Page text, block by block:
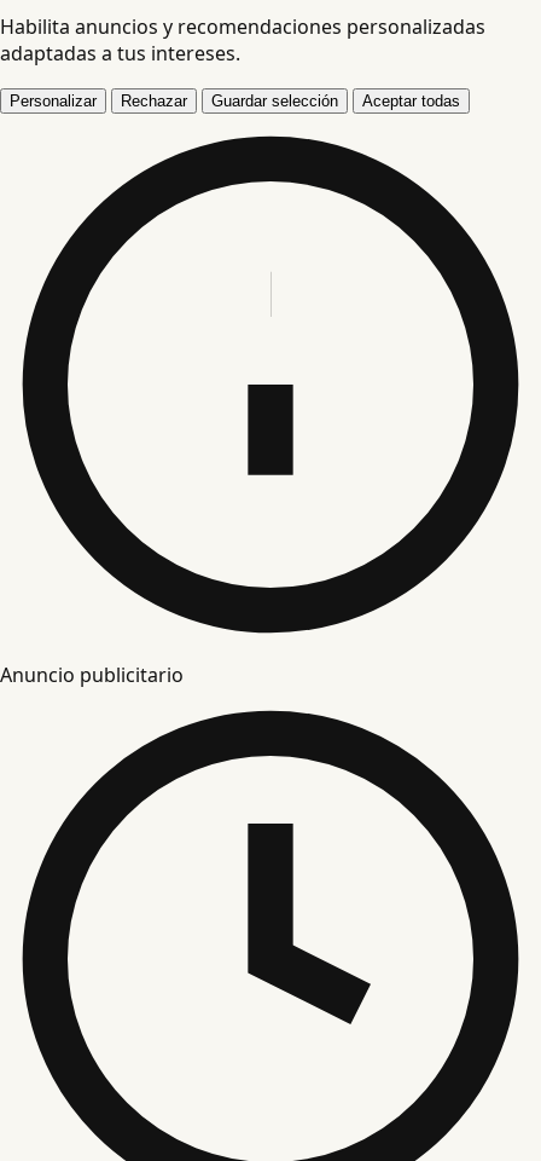
Habilita anuncios y recomendaciones personalizadas
adaptadas a tus intereses.
Personalizar Rechazar Guardar selección Aceptar todas
Anuncio publicitario